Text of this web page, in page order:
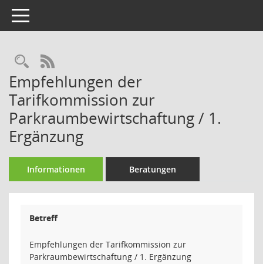
Toggle navigation
Rechercheauswahl
RSS-Feed
Empfehlungen der
Tarifkommission zur
Parkraumbewirtschaftung / 1.
Ergänzung
Informationen Beratungen
Betreff
Empfehlungen der Tarifkommission zur
Parkraumbewirtschaftung / 1. Ergänzung